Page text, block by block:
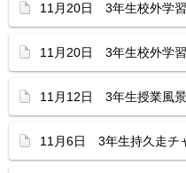
11月20日 3年生校外学
11月20日 3年生校外学
11月12日 3年生授業風景
11月6日 3年生持久走チ